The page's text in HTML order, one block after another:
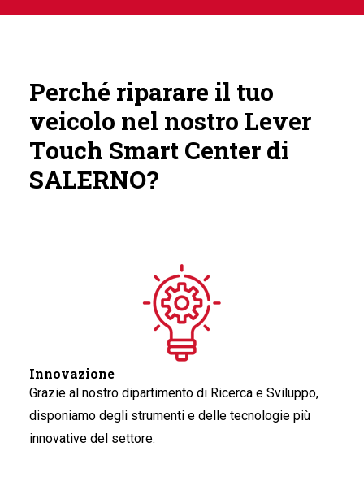
Perché riparare il tuo
veicolo nel nostro Lever
Touch Smart Center di
SALERNO?
Innovazione
Grazie al nostro dipartimento di Ricerca e Sviluppo,
disponiamo degli strumenti e delle tecnologie più
innovative del settore.